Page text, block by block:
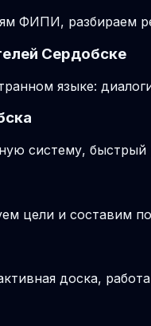
ФИПИ, разбираем
Сердобске
языке:
систему,
цели и составим
доска,